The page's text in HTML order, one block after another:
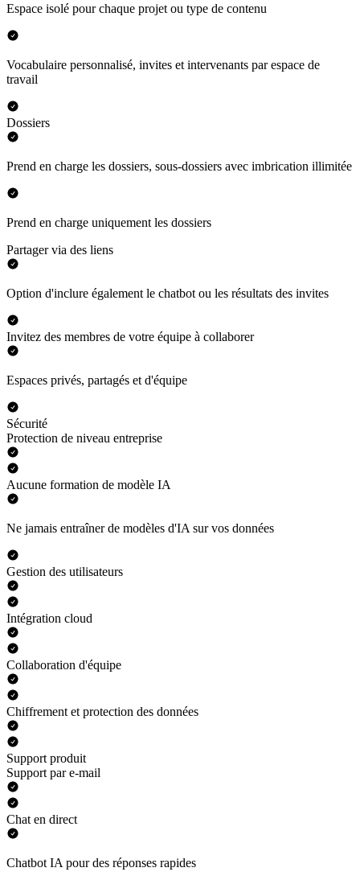
Espace isolé pour chaque projet ou type de contenu
Vocabulaire personnalisé, invites et intervenants par espace de
travail
Dossiers
Prend en charge les dossiers, sous-dossiers avec imbrication illimitée
Prend en charge uniquement les dossiers
Partager via des liens
Option d'inclure également le chatbot ou les résultats des invites
Invitez des membres de votre équipe à collaborer
Espaces privés, partagés et d'équipe
Sécurité
Protection de niveau entreprise
Aucune formation de modèle IA
Ne jamais entraîner de modèles d'IA sur vos données
Gestion des utilisateurs
Intégration cloud
Collaboration d'équipe
Chiffrement et protection des données
Support produit
Support par e-mail
Chat en direct
Chatbot IA pour des réponses rapides